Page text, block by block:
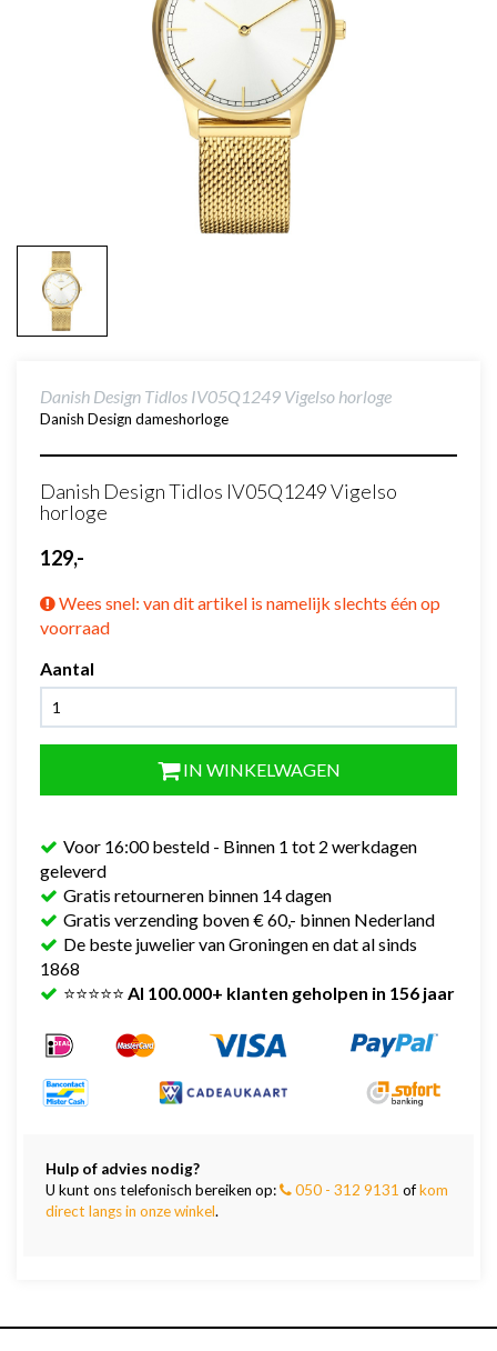
Danish Design Tidlos IV05Q1249 Vigelso horloge
Danish Design dameshorloge
Danish Design Tidlos IV05Q1249 Vigelso
horloge
129,-
Wees snel: van dit artikel is namelijk slechts één op
voorraad
Aantal
IN WINKELWAGEN
Voor 16:00 besteld - Binnen 1 tot 2 werkdagen
geleverd
Gratis retourneren binnen 14 dagen
Gratis verzending boven € 60,- binnen Nederland
De beste juwelier van Groningen en dat al sinds
1868
⭐⭐⭐⭐⭐ Al 100.000+ klanten geholpen in 156 jaar
Hulp of advies nodig?
U kunt ons telefonisch bereiken op:
050 - 312 9131 ofkom
direct langs in onze winkel.